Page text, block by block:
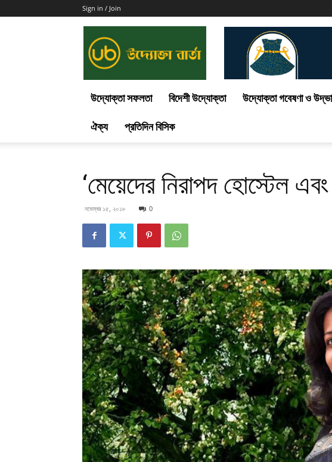
Sign in / Join
উদ্যোক্তা সফলতা বিদেশী উদ্যোক্তা উদ্যোক্তা গবেষণা ও
ঐক্য প্রতিদিন বিসিক
‘মেয়েদের নিরাপদ হোস্টেল
নভেম্বর ১৫, ২০১৮ 0